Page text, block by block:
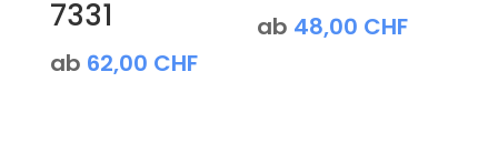
7331
ab 62,00 CHF
ab 48,00 CHF